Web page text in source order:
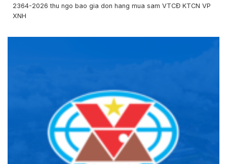
2364-2026 thu ngo bao gia don hang mua sam VTCĐ KTCN VP
XNH